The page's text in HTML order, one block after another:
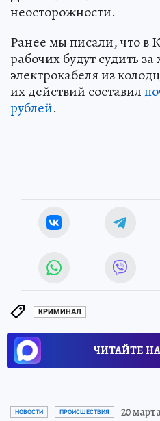
неосторожности.
Ранее мы писали, что в
рабочих будут судить
электрокабеля из
их действий составил
рублей.
КРИМИНАЛ
ЧИТАЙТЕ
НОВОСТИ ПРОИСШЕСТВИЯ 20